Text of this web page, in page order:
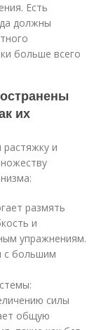
Есть
должны
больше всего
их
и
размять
и
упражнениям.
с большим
силы
общую